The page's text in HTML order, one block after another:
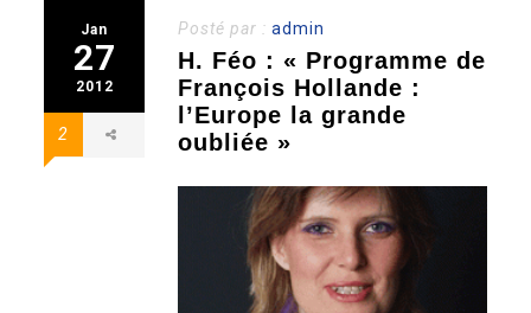
Jan
27
2012
2
Posté par :admin
H. Féo : « Programme de
François Hollande :
l’Europe la grande
oubliée »